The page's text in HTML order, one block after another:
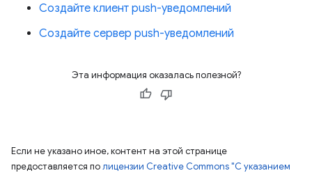
Создайте клиент push-уведомлений
Создайте сервер push-уведомлений
Эта информация оказалась полезной?
Если не указано иное, контент на этой странице
предоставляется полицензии Creative Commons "С указанием